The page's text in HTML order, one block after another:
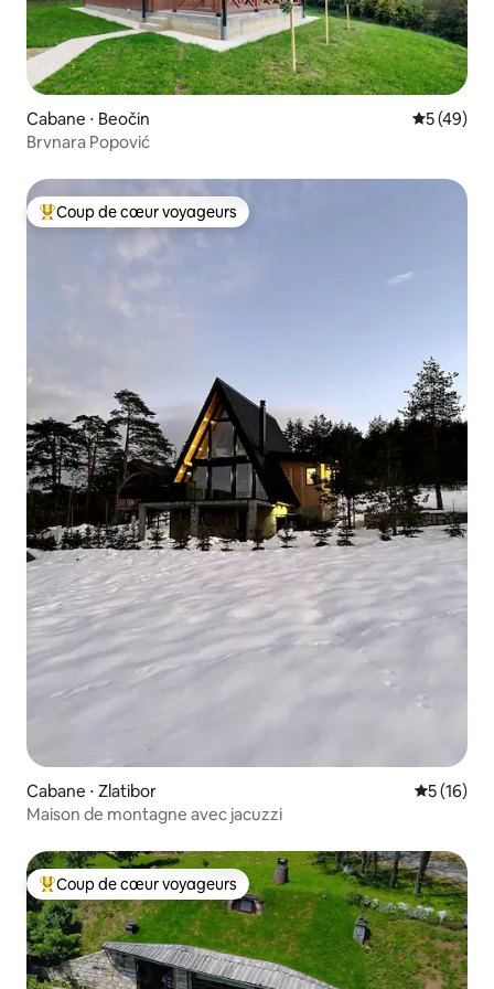
Cabane ⋅ Beočin
5 (49)
Brvnara Popović
Coups de cœur voyageurs les plus appréciés
Coup de cœur voyageurs
Cabane ⋅ Zlatibor
5 (16)
Maison de montagne avec jacuzzi
Coups de cœur voyageurs les plus appréciés
Coup de cœur voyageurs